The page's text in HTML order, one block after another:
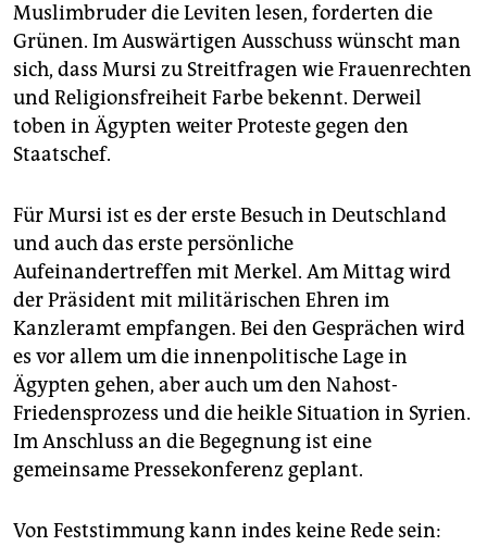
Muslimbruder die Leviten lesen, forderten die
Grünen. Im Auswärtigen Ausschuss wünscht man
sich, dass Mursi zu Streitfragen wie Frauenrechten
und Religionsfreiheit Farbe bekennt. Derweil
toben in Ägypten weiter Proteste gegen den
Staatschef.
Für Mursi ist es der erste Besuch in Deutschland
und auch das erste persönliche
Aufeinandertreffen mit Merkel. Am Mittag wird
der Präsident mit militärischen Ehren im
Kanzleramt empfangen. Bei den Gesprächen wird
es vor allem um die innenpolitische Lage in
Ägypten gehen, aber auch um den Nahost-
Friedensprozess und die heikle Situation in Syrien.
Im Anschluss an die Begegnung ist eine
gemeinsame Pressekonferenz geplant.
Von Feststimmung kann indes keine Rede sein: